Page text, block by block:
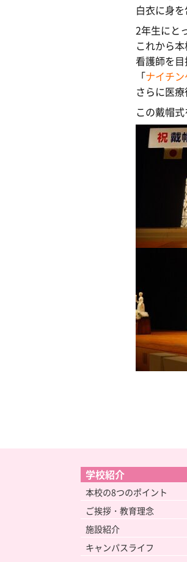
キャ
※現
学費
白衣に身
2年生にと
これから
看護師を目
「ナイチ
さらに医
この戴帽
学校紹介
本校の8つのポイント
ご挨拶・教育理念
施設紹介
キャンパスライフ